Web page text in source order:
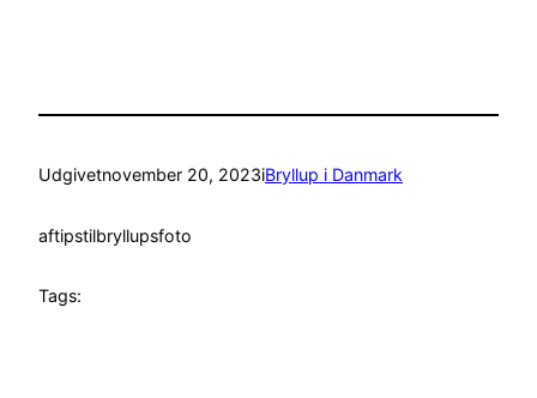
Udgivetnovember 20, 2023iBryllup i Danmark
aftipstilbryllupsfoto
Tags: